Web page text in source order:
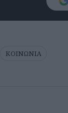
ΚΟΙΝΩΝΙΑ